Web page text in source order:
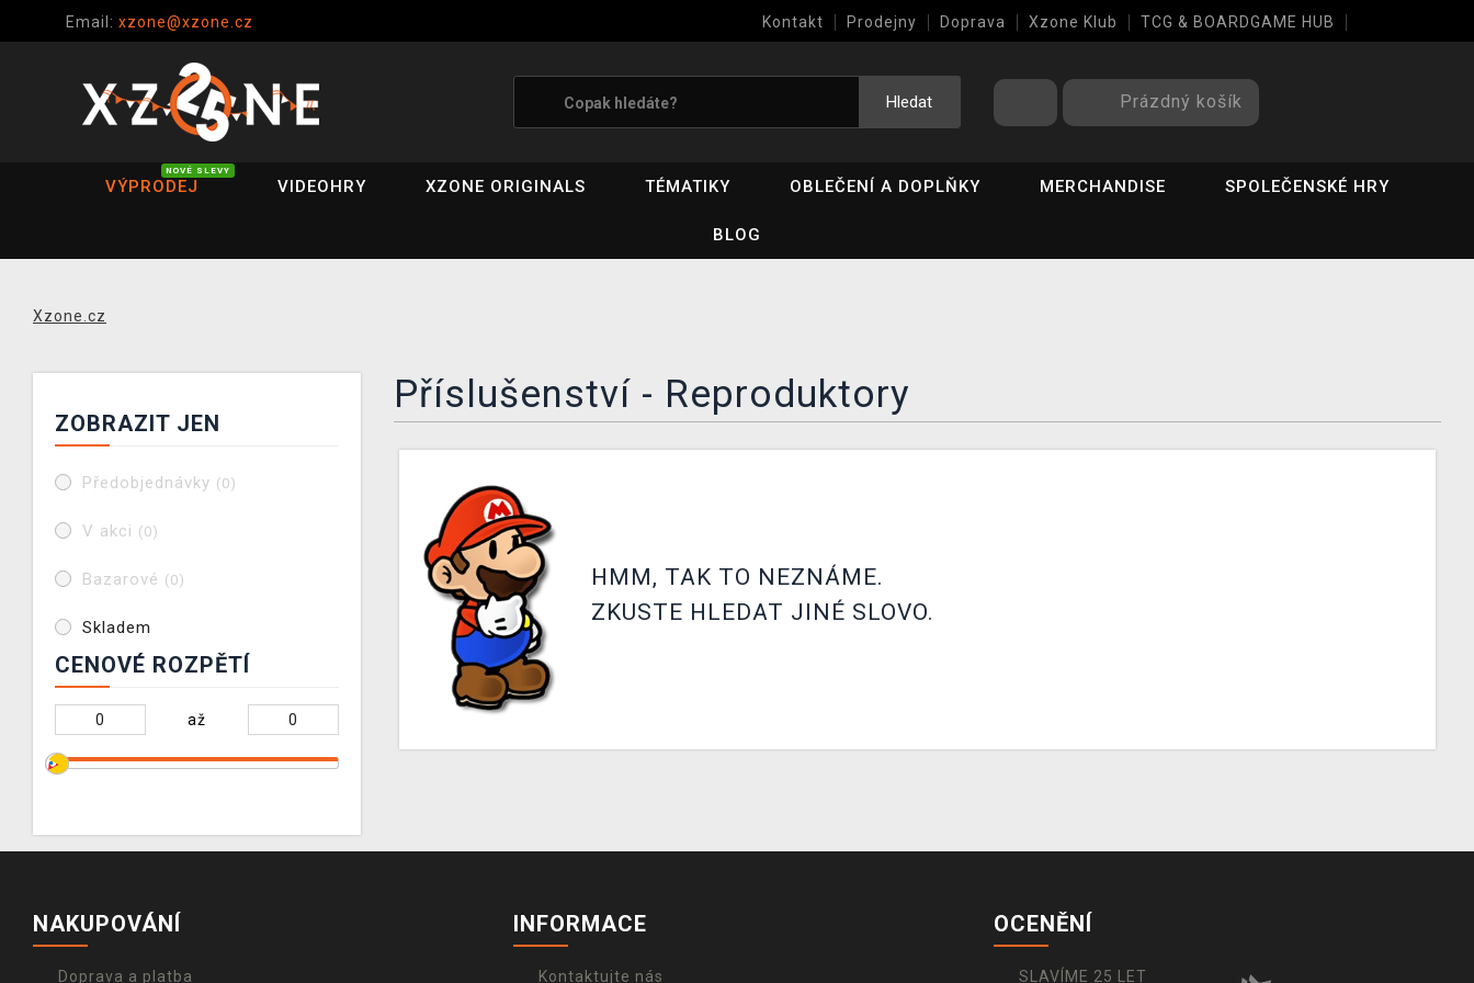
Email: xzone@xzone.cz Kontakt Prodejny Doprava Xzone Klub TCG & BOARDGAME HUB
Hledat Prázdný košík
VÝPRODEJ
NOVÉ SLEVY
VIDEOHRY XZONE ORIGINALS TÉMATIKY OBLEČENÍ A DOPLŇKY MERCHANDISE SPOLEČENSKÉ HRY
BLOG
Xzone.cz
ZOBRAZIT JEN
Předobjednávky (0)
V akci (0)
Bazarové (0)
Skladem
CENOVÉ ROZPĚTÍ
až
Příslušenství - Reproduktory
HMM, TAK TO NEZNÁME.
ZKUSTE HLEDAT JINÉ SLOVO.
NAKUPOVÁNÍ
Doprava a platba
INFORMACE
Kontaktujte nás
OCENĚNÍ
SLAVÍME 25 LET